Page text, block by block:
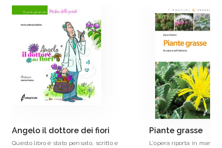
Angelo il dottore dei fiori
Questo libro è stato pensato, scritto e
Piante grasse
L'opera riporta in